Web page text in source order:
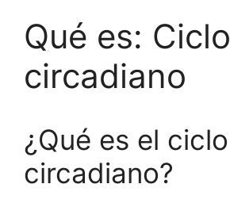
Qué es: Ciclo
circadiano
¿Qué es el ciclo
circadiano?